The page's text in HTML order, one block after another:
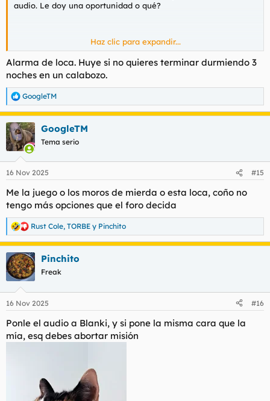
audio. Le doy una oportunidad o qué?
Ver el archivos adjunto 204064
Haz clic para expandir...
Alarma de loca. Huye si no quieres terminar durmiendo 3
noches en un calabozo.
R
e
a
c
c
i
e
:
GoogleTM
GoogleTM
Tema serio
16 Nov 2025 #15
Me la juego o los moros de mierda o esta loca, coño no
tengo más opciones que el foro decida
R
e
a
c
c
i
e
:
Rust Cole, TORBE y Pinchito
Pinchito
Freak
16 Nov 2025 #16
Ponle el audio a Blanki, y si pone la misma cara que la
mía, esq debes abortar misión